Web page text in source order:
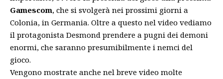
Gamescom, che si svolgerà nei prossimi giorni a
Colonia, in Germania. Oltre a questo nel video vediamo
il protagonista Desmond prendere a pugni dei demoni
enormi, che saranno presumibilmente i nemci del
gioco.
Vengono mostrate anche nel breve video molte